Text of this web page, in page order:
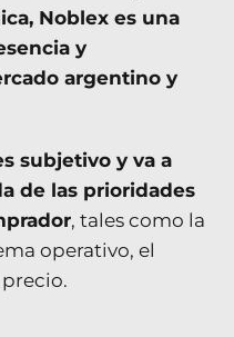
Noblex es una
y
argentino y
subjetivo y va a
de las prioridades
, tales como la
operativo, el